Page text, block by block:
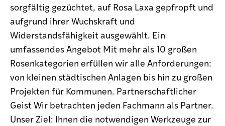
sorgfältig gezüchtet, auf Rosa Laxa gepfropft und
aufgrund ihrer Wuchskraft und
Widerstandsfähigkeit ausgewählt. Ein
umfassendes Angebot Mit mehr als 10 großen
Rosenkategorien erfüllen wir alle Anforderungen:
von kleinen städtischen Anlagen bis hin zu großen
Projekten für Kommunen. Partnerschaftlicher
Geist Wir betrachten jeden Fachmann als Partner.
Unser Ziel: Ihnen die notwendigen Werkzeuge zur